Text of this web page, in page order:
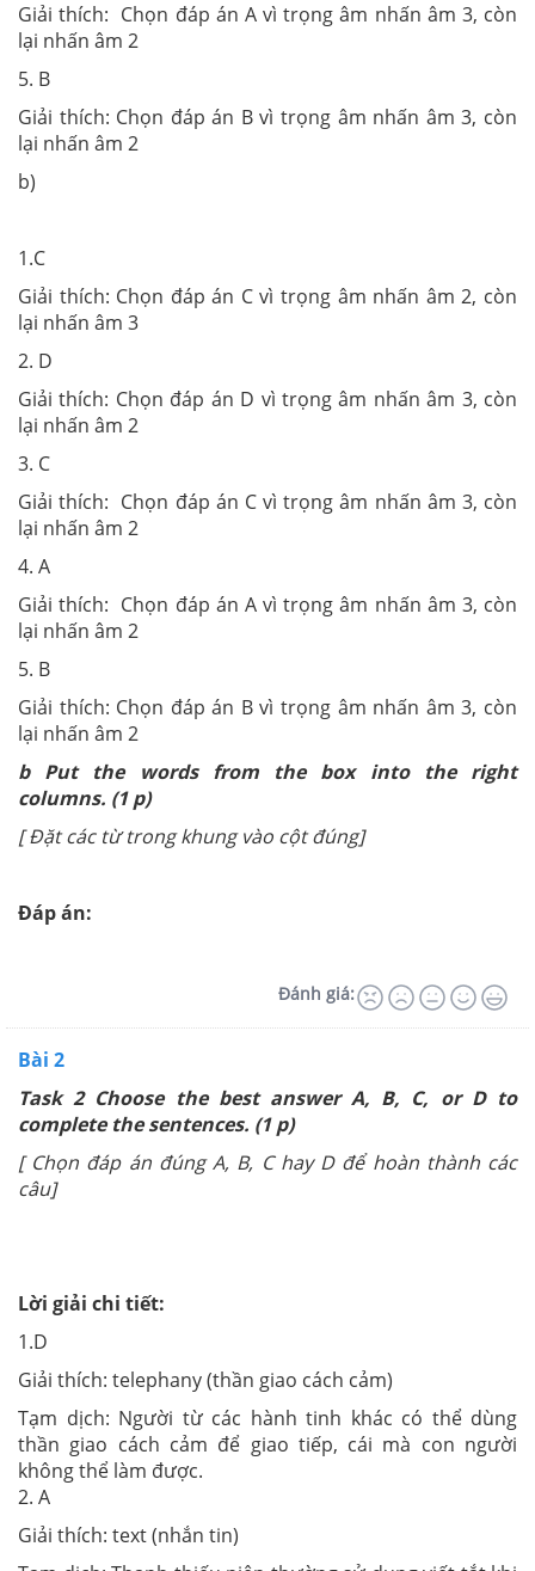
Giải thích: Chọn đáp án A vì trọng âm nhấn âm 3, còn
lại nhấn âm 2
5. B
Giải thích: Chọn đáp án B vì trọng âm nhấn âm 3, còn
lại nhấn âm 2
b)
1.C
Giải thích: Chọn đáp án C vì trọng âm nhấn âm 2, còn
lại nhấn âm 3
2. D
Giải thích: Chọn đáp án D vì trọng âm nhấn âm 3, còn
lại nhấn âm 2
3. C
Giải thích: Chọn đáp án C vì trọng âm nhấn âm 3, còn
lại nhấn âm 2
4. A
Giải thích: Chọn đáp án A vì trọng âm nhấn âm 3, còn
lại nhấn âm 2
5. B
Giải thích: Chọn đáp án B vì trọng âm nhấn âm 3, còn
lại nhấn âm 2
b Put the words from the box into the right
columns. (1 p)
[ Đặt các từ trong khung vào cột đúng]
Đáp án:
Đánh giá:
Bài 2
Task 2 Choose the best answer A, B, C, or D to
complete the sentences. (1 p)
[ Chọn đáp án đúng A, B, C hay D để hoàn thành các
câu]
Lời giải chi tiết:
1.D
Giải thích: telephany (thần giao cách cảm)
Tạm dịch: Người từ các hành tinh khác có thể dùng
thần giao cách cảm để giao tiếp, cái mà con người
không thể làm được.
2. A
Giải thích: text (nhắn tin)